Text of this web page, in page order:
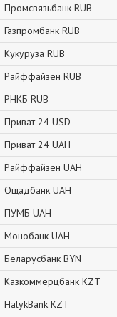
Промсвязьбанк RUB
Газпромбанк RUB
Кукуруза RUB
Райффайзен RUB
РНКБ RUB
Приват 24 USD
Приват 24 UAH
Райффайзен UAH
Ощадбанк UAH
ПУМБ UAH
Монобанк UAH
Беларусбанк BYN
Казкоммерцбанк KZT
HalykBank KZT